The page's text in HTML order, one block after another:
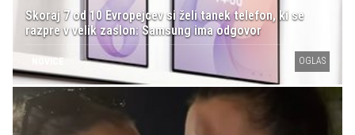
Skoraj 7 od 10 Evropejcev si želi tanek telefon, ki se
razpre v velik zaslon: Samsung ima odgovor
OGLAS